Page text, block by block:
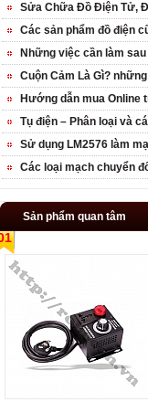
Sửa Chữa Đồ Điện Tử,
Các sản phẩm đồ điện
Những việc cần làm
Cuộn Cảm Là Gì?
Hướng dẫn mua Online
Tụ điện – Phân loại và
Sử dụng LM2576 làm
Các loại mạch chuyển
Sản phẩm quan tâm